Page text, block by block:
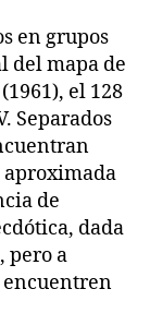
en grupos
del mapa de
el 128
Separados
aproximada
de
dada
pero a
encuentren